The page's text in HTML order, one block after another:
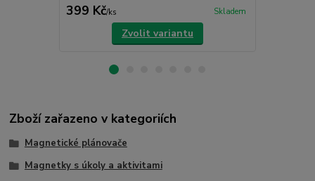
399 Kč/ks Skladem
Zvolit variantu
Zboží zařazeno v kategoriích
Magnetické plánovače
Magnetky s úkoly a aktivitami